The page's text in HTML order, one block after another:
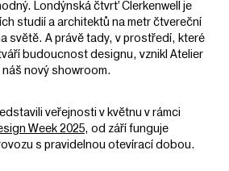
Londýnská čtvrť Clerkenwell je
studií a architektů na metr čtvereční
světě. A právě tady, v prostředí, které
budoucnost designu, vznikl Atelier
náš nový showroom.
veřejnosti v květnu v rámci
Week 2025, od září funguje
s pravidelnou otevírací dobou.